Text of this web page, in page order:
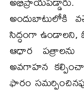
అందుబాటులోకి
సిద్ధంగా ఉండాలని,
ఆధార పత్రాలను
అవగాహన
ఫారం